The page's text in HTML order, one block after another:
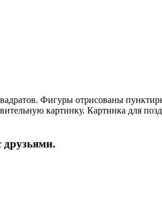
Фигуры отрисованы
картинку. Картинка для
друзьями.